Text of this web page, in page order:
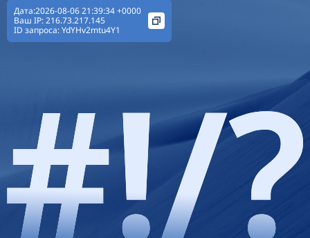
Дата:2026-08-06 21:39:34 +0000
Ваш IP:216.73.217.145
ID запроса:YdYHv2mtu4Y1